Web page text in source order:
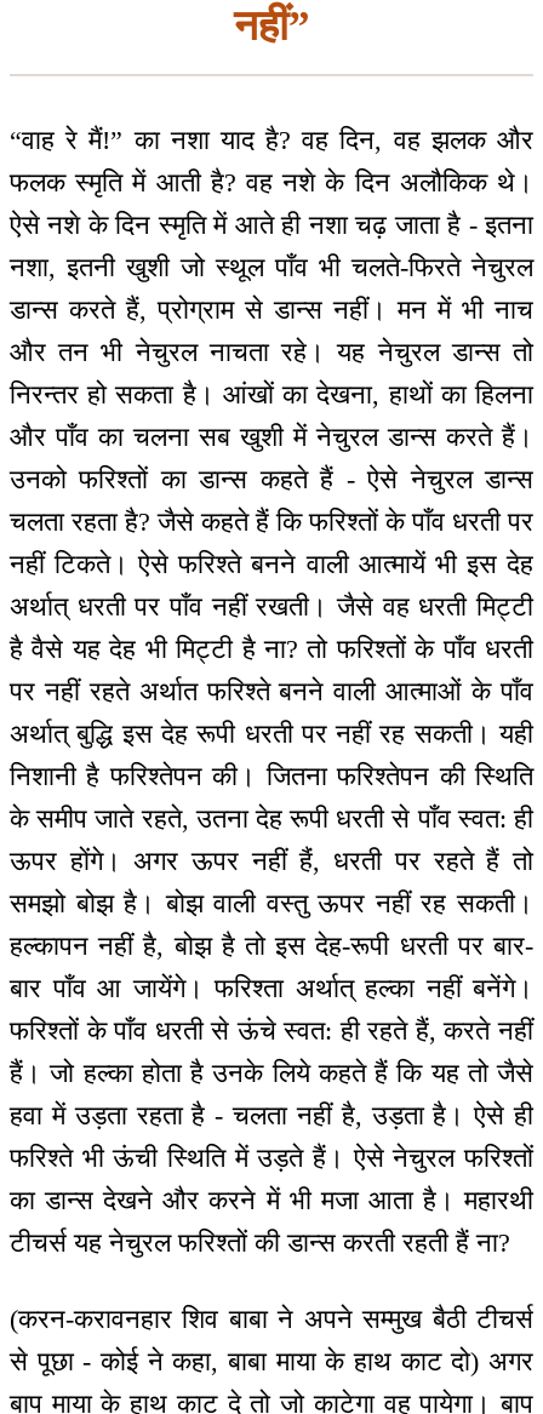
नहीं”
“वाह रे मैं!” का नशा याद है? वह दिन, वह झलक और
फलक स्मृति में आती है? वह नशे के दिन अलौकिक थे।
ऐसे नशे के दिन स्मृति में आते ही नशा चढ़ जाता है - इतना
नशा, इतनी खुशी जो स्थूल पाँव भी चलते-फिरते नेचुरल
डान्स करते हैं, प्रोग्राम से डान्स नहीं। मन में भी नाच
और तन भी नेचुरल नाचता रहे। यह नेचुरल डान्स तो
निरन्तर हो सकता है। आंखों का देखना, हाथों का हिलना
और पाँव का चलना सब खुशी में नेचुरल डान्स करते हैं।
उनको फरिश्तों का डान्स कहते हैं - ऐसे नेचुरल डान्स
चलता रहता है? जैसे कहते हैं कि फरिश्तों के पाँव धरती पर
नहीं टिकते। ऐसे फरिश्ते बनने वाली आत्मायें भी इस देह
अर्थात् धरती पर पाँव नहीं रखती। जैसे वह धरती मिट्टी
है वैसे यह देह भी मिट्टी है ना? तो फरिश्तों के पाँव धरती
पर नहीं रहते अर्थात फरिश्ते बनने वाली आत्माओं के पाँव
अर्थात् बुद्धि इस देह रूपी धरती पर नहीं रह सकती। यही
निशानी है फरिश्तेपन की। जितना फरिश्तेपन की स्थिति
के समीप जाते रहते, उतना देह रूपी धरती से पाँव स्वत: ही
ऊपर होंगे। अगर ऊपर नहीं हैं, धरती पर रहते हैं तो
समझो बोझ है। बोझ वाली वस्तु ऊपर नहीं रह सकती।
हल्कापन नहीं है, बोझ है तो इस देह-रूपी धरती पर बार-
बार पाँव आ जायेंगे। फरिश्ता अर्थात् हल्का नहीं बनेंगे।
फरिश्तों के पाँव धरती से ऊंचे स्वत: ही रहते हैं, करते नहीं
हैं। जो हल्का होता है उनके लिये कहते हैं कि यह तो जैसे
हवा में उड़ता रहता है - चलता नहीं है, उड़ता है। ऐसे ही
फरिश्ते भी ऊंची स्थिति में उड़ते हैं। ऐसे नेचुरल फरिश्तों
का डान्स देखने और करने में भी मजा आता है। महारथी
टीचर्स यह नेचुरल फरिश्तों की डान्स करती रहती हैं ना?
(करन-करावनहार शिव बाबा ने अपने सम्मुख बैठी टीचर्स
से पूछा - कोई ने कहा, बाबा माया के हाथ काट दो) अगर
बाप माया के हाथ काट दे तो जो काटेगा वह पायेगा। बाप